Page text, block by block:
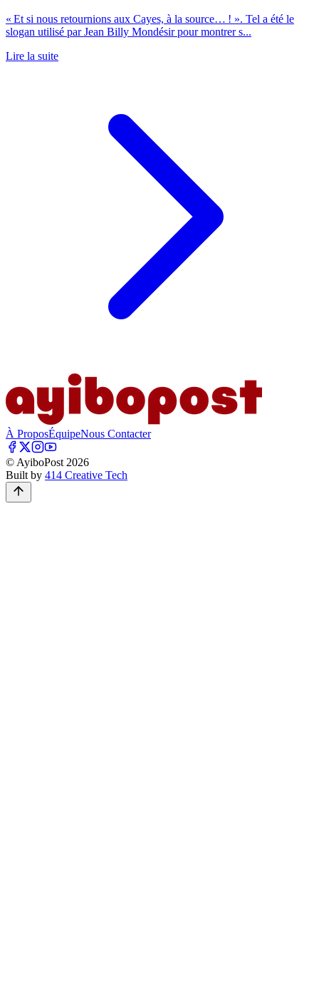
« Et si nous retournions aux Cayes, à la source… ! ». Tel a été le
slogan utilisé par Jean Billy Mondésir pour montrer s...
Lire la suite
À ProposÉquipeNous Contacter
© AyiboPost 2026
Built by 414 Creative Tech